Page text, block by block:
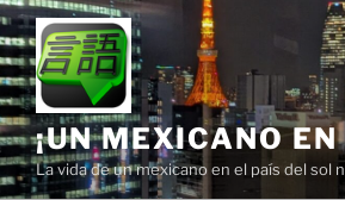
Skip
to
content
¡UN MEXICANO
La vida de un mexicano en el país del sol